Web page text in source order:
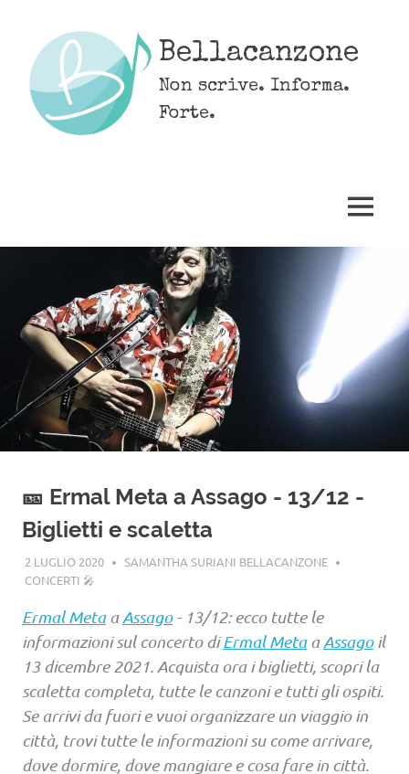
content
Bellacanzone
Non scrive. Informa.
Forte.
MENU
🎫 Ermal Meta a Assago - 13/12 -
Biglietti e scaletta
2 LUGLIO 2020
SAMANTHA SURIANI BELLACANZONE
CONCERTI 🎤
Ermal MetaaAssago- 13/12: ecco tutte le
informazioni sul concerto diErmal MetaaAssagoil
13 dicembre 2021. Acquista ora i biglietti, scopri la
scaletta completa, tutte le canzoni e tutti gli ospiti.
Se arrivi da fuori e vuoi organizzare un viaggio in
città, trovi tutte le informazioni su come arrivare,
dove dormire, dove mangiare e cosa fare in città.